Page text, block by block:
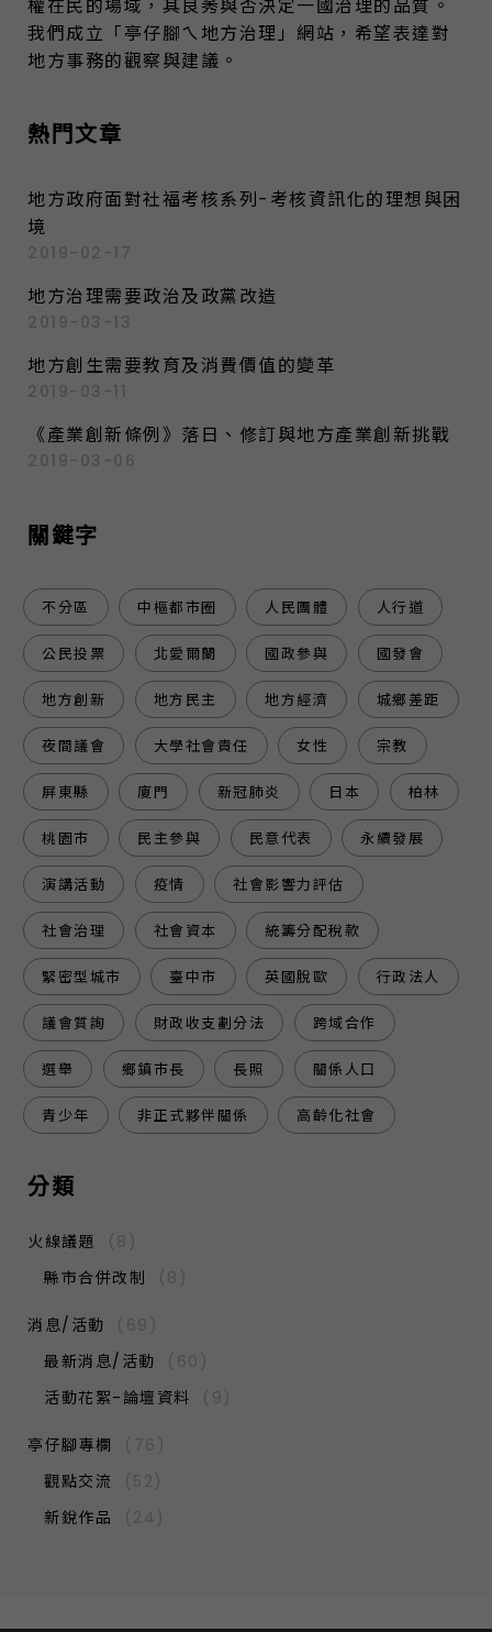
權在民的場域，其良莠與否決定一國治理的品質。
我們成立「亭仔腳ㄟ地方治理」網站，希望表達對
地方事務的觀察與建議。
熱門文章
地方政府面對社福考核系列-考核資訊化的理想與困
境
2019-02-17
地方治理需要政治及政黨改造
2019-03-13
地方創生需要教育及消費價值的變革
2019-03-11
《產業創新條例》落日、修訂與地方產業創新挑戰
2019-03-06
關鍵字
不分區 中樞都市圈 人民團體 人行道
公民投票 北愛爾蘭 國政參與 國發會
地方創新 地方民主 地方經濟 城鄉差距
夜間議會 大學社會責任 女性 宗教
屏東縣 廈門 新冠肺炎 日本 柏林
桃園市 民主參與 民意代表 永續發展
演講活動 疫情 社會影響力評估
社會治理 社會資本 統籌分配稅款
緊密型城市 臺中市 英國脫歐 行政法人
議會質詢 財政收支劃分法 跨域合作
選舉 鄉鎮市長 長照 關係人口
青少年 非正式夥伴關係 高齡化社會
分類
火線議題
(8)
縣市合併改制
(8)
消息/活動
(69)
最新消息/活動
(60)
活動花絮-論壇資料
(9)
亭仔腳專欄
(76)
觀點交流
(52)
新銳作品
(24)